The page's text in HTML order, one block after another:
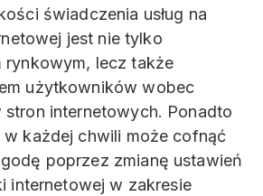
świadczenia usług na
jest nie tylko
rynkowym, lecz także
użytkowników wobec
internetowych. Ponadto
każdej chwili może cofnąć
poprzez zmianę ustawień
internetowej w zakresie